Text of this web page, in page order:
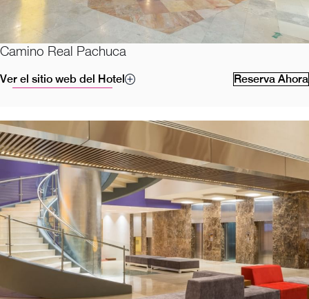
Camino Real Pachuca
Ver el sitio web del Hotel Reserva Ahora